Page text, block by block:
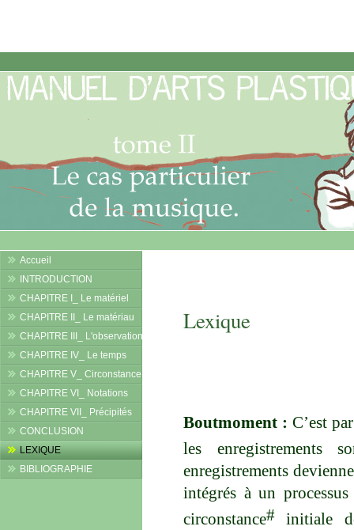
Accueil
INTRODUCTION
CHAPITRE I_ Le matériel
CHAPITRE II_ Le matériau
CHAPITRE III_ L'observation
CHAPITRE IV_ Le temps
CHAPITRE V_ Circonstance
CHAPITRE VI_ Notations
CHAPITRE VII_ Précipités
CONCLUSION
LEXIQUE
BIBLIOGRAPHIE
Lexique
Boutmoment :C’est
les enregistrements
enregistrements
intégrés à un
circonstance# initiale